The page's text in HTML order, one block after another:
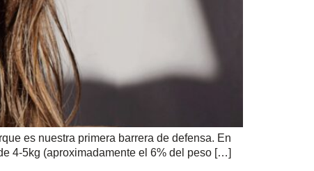
es nuestra primera barrera de defensa. En
4-5kg (aproximadamente el 6% del peso […]